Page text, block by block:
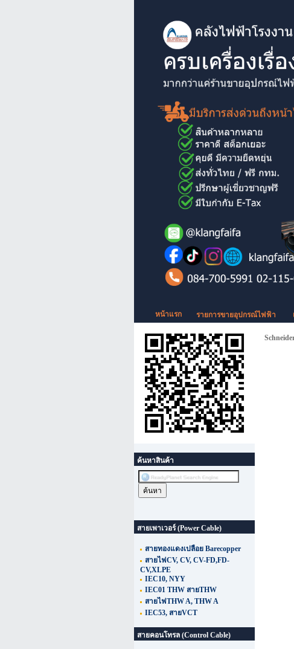
หน้าแรก รายการขายอุปกรณ์ไฟฟ้า
ค้นหาสินค้า
สายเพาเวอร์ (Power Cable)
สายทองแดงเปลือย Barecopper
สายไฟCV, CV, CV-FD,FD-
CV,XLPE
IEC10, NYY
IEC01 THW สายTHW
สายไฟTHW A, THW A
IEC53, สายVCT
สายคอนโทรล (Control Cable)